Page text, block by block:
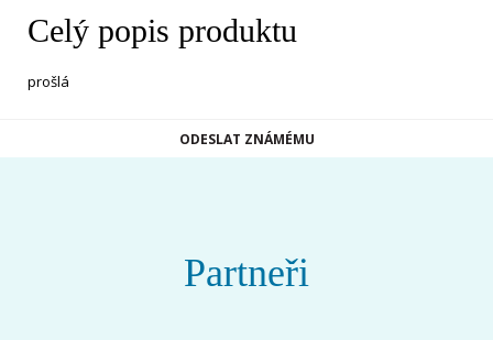
Celý popis produktu
prošlá
ODESLAT ZNÁMÉMU
Partneři